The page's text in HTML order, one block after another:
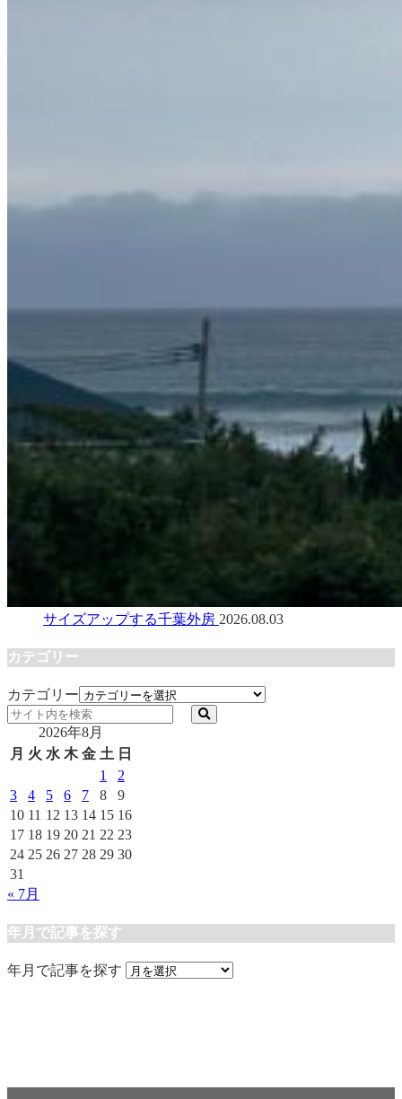
サイズアップする千葉外房 2026.08.03
カテゴリー
カテゴリー
2026年8月
月 火 水 木 金 土 日
1
2
3
4 5 6 7 8
9
10 11 12 13 14 15 16
17 18 19 20 21 22 23
24 25 26 27 28 29 30
31
« 7月
年月で記事を探す
年月で記事を探す